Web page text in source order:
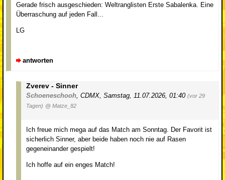
Gerade frisch ausgeschieden: Weltranglisten Erste Sabalenka. Eine
Überraschung auf jeden Fall...
LG
antworten
Zverev - Sinner
Schoeneschooh CDMX Samstag, 11.07.2026, 01:40 (vor 29
Tagen) @ Matze_82
Ich freue mich mega auf das Match am Sonntag. Der Favorit ist
sicherlich Sinner, aber beide haben noch nie auf Rasen
gegeneinander gespielt!
Ich hoffe auf ein enges Match!